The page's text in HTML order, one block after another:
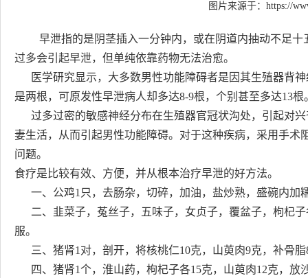
图片来源于： https://
早泄指的是阴茎插入一分钟内，或在阴道内抽动不足
过多会引起早泄，但单纯依靠药物无法治愈。
医学研究显示，大多数男性功能障碍者是因其生殖器背
是两根，可原发性早泄病人却多达8-9根，个别甚至多达13根
过多过密的敏感神经分布在生殖器官冠状沟处，引起对
妻生活，从而引起男性功能障碍。对于这种疾病，采用手
问题。
食疗是比较有效、方便，并从根本治疗早泄的好方法。
一、公鸡1只，去肠杂，切碎，加油，盐炒熟，盛碗内加
二、韭菜子，菟丝子，五味子，女贞子，覆盆子，枸杞子
服。
三、猪肾1对，剖开，将核桃仁10克，山萸肉9克，补骨
四、猪肾1个，淮山药，枸杞子各15克，山萸肉12克，放